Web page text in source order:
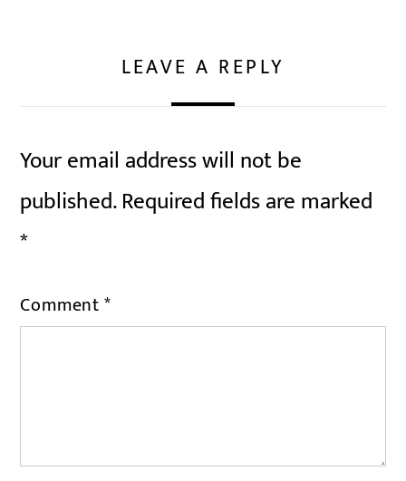
LEAVE A REPLY
Your email address will not be
published.Required fields are marked
*
Comment*